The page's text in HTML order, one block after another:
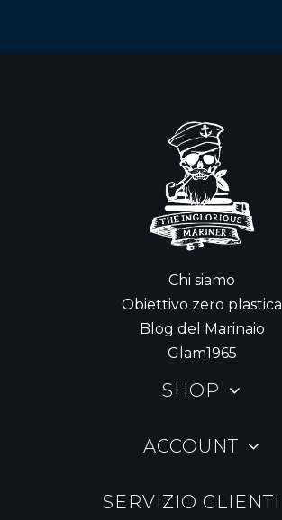
Chi siamo
Obiettivo zero plastica
Blog del Marinaio
Glam1965
SHOP
ACCOUNT
SERVIZIO CLIENTI